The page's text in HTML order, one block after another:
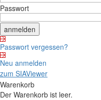
Passwort
Passwort vergessen?
Neu anmelden
zum SIAViewer
Warenkorb
Der Warenkorb ist leer.